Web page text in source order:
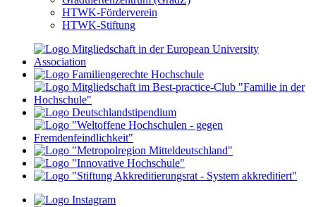
HTWK-Förderverein
HTWK-Stiftung